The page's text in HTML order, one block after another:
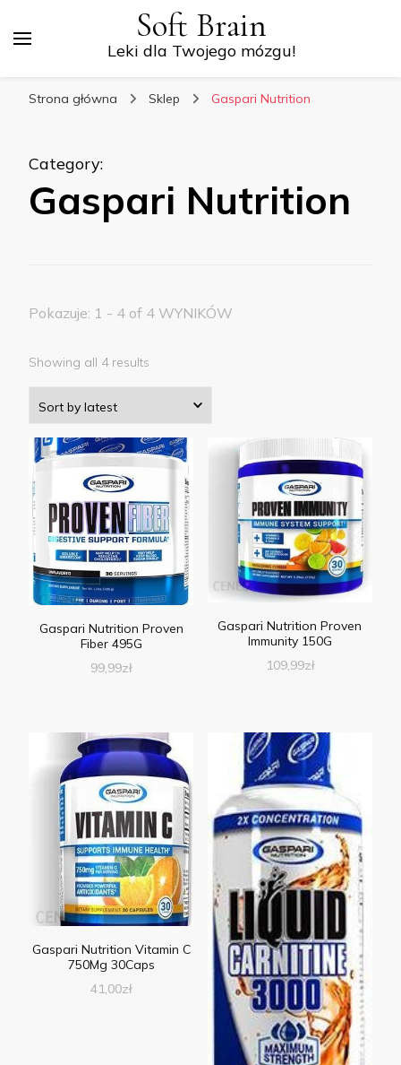
Soft Brain
Leki dla Twojego mózgu!
Strona główna Sklep Gaspari Nutrition
Category:
Gaspari Nutrition
Pokazuje: 1 - 4 of 4 WYNIKÓW
Showing all 4 results
Gaspari Nutrition Proven
Fiber 495G
99,99zł
Gaspari Nutrition Proven
Immunity 150G
109,99zł
Gaspari Nutrition Vitamin C
750Mg 30Caps
41,00zł